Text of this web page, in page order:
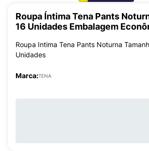
Roupa Íntima Tena Pants
16 Unidades Embalagem
Roupa Intima Tena Pants Noturna
Unidades
Marca:TENA